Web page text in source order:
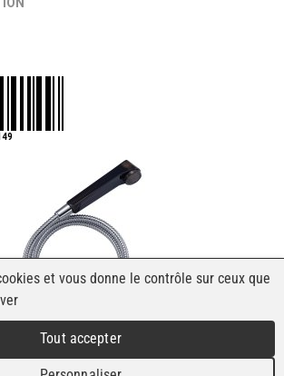
et vous donne le contrôle sur ceux que
Tout accepter